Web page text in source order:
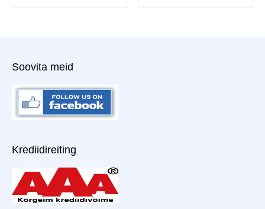
Soovita meid
Krediidireiting